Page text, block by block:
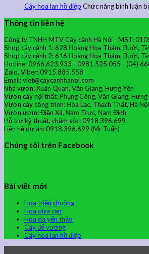
Cây hoa lan hồ điệp Chức năng bình luận
Thông tin liên hệ
Công ty TNHH MTV Cây cảnh Hà Nội - MST:
Shop cây cảnh 1: 628 Hoàng Hoa Thám, Bưởi,
Shop cây cảnh 2: 616 Hoàng Hoa Thám, Bưởi,
Hotline: 0966.623.933 - 0981.525.055 - (04)
Zalo, Viber: 0915.885.558
Email: viet@caycanhhanoi.com
Nhà vườn: Xuân Quan, Văn Giang, Hưng Yên
Vườn cây nội thất: Phụng Công, Văn Giang, Hưng
Vườn cây công trình: Hòa Lạc, Thạch Thất, Hà Nội
Vườn ươm: Điền Xá, Nam Trực, Nam Định
Hỗ trợ kỹ thuật, chăm sóc: 0918.396.699
Liên hệ dự án: 0918.396.699 (Mr Tuấn)
Chúng tôi trên Facebook
Bài viết mới
Hoa triệu chuông
Hoa dừa cạn
Hoa dạ yến thảo
Cây đế vương
Cây hoa lan hồ điệp